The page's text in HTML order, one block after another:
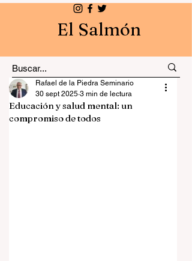
El Salmón
Educación y salud mental: un
compromiso de todos
Rafael de la Piedra Seminario
30 sept 2025 3 min de lectura